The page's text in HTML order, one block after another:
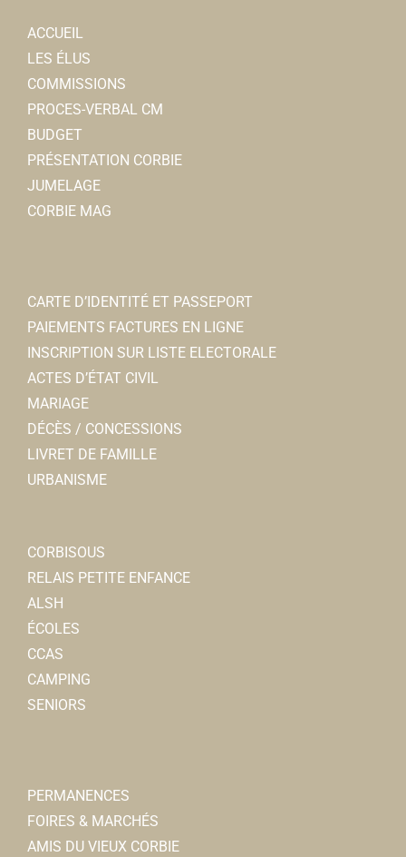
ACCUEIL
LES ÉLUS
COMMISSIONS
PROCES-VERBAL CM
BUDGET
PRÉSENTATION CORBIE
JUMELAGE
CORBIE MAG
CARTE D’IDENTITÉ ET PASSEPORT
PAIEMENTS FACTURES EN LIGNE
INSCRIPTION SUR LISTE ELECTORALE
ACTES D’ÉTAT CIVIL
MARIAGE
DÉCÈS / CONCESSIONS
LIVRET DE FAMILLE
URBANISME
CORBISOUS
RELAIS PETITE ENFANCE
ALSH
ÉCOLES
CCAS
CAMPING
SENIORS
PERMANENCES
FOIRES & MARCHÉS
AMIS DU VIEUX CORBIE